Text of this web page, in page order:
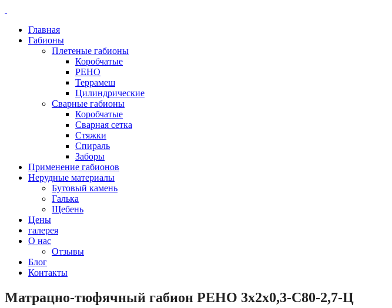
Главная
Габионы
Плетеные габионы
Коробчатые
РЕНО
Террамеш
Цилиндрические
Сварные габионы
Коробчатые
Сварная сетка
Стяжки
Спираль
Заборы
Применение габионов
Нерудные материалы
Бутовый камень
Галька
Щебень
Цены
галерея
О нас
Отзывы
Блог
Контакты
Матрацно-тюфячный габион РЕНО 3х2х0,3-С80-2,7-Ц